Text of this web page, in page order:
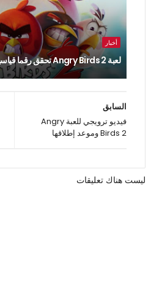
أخبار
لعبة Angry Birds 2 تحقق رقما قياسيا !
السابق
فيديو ترويجي للعبة Angry
Birds 2 وموعد إطلاقها
ليست هناك تعليقات